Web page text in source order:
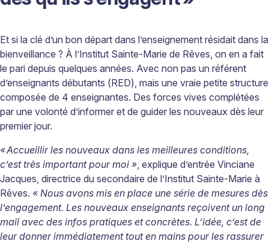
Et si la clé d’un bon départ dans l’enseignement résidait dans la
bienveillance ? À l’Institut Sainte-Marie de Rêves, on en a fait
le pari depuis quelques années. Avec non pas un référent
d’enseignants débutants (RED), mais une vraie petite structure
composée de 4 enseignantes. Des forces vives complétées
par une volonté d’informer et de guider les nouveaux dès leur
premier jour.
« Accueillir les nouveaux dans les meilleures conditions,
c’est très important pour moi », explique d’entrée Vinciane
Jacques, directrice du secondaire de l’Institut Sainte-Marie à
Rêves. « Nous avons mis en place une série de mesures dès
l’engagement. Les nouveaux enseignants reçoivent un long
mail avec des infos pratiques et concrètes. L’idée, c’est de
leur donner immédiatement tout en mains pour les rassurer